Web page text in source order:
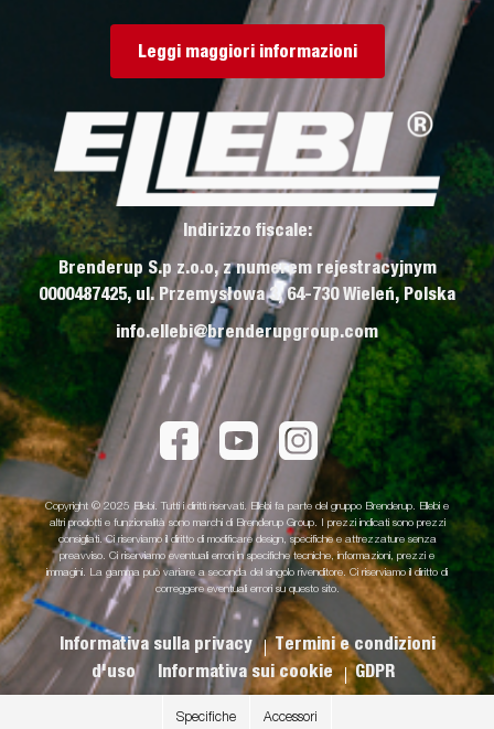
Specifiche Accessori
Leggi maggiori informazioni
Indirizzo fiscale:
Brenderup S.p z.o.o, z numerem rejestracyjnym
0000487425, ul. Przemysłowa 3, 64-730 Wieleń, Polska
info.ellebi@brenderupgroup.com
Copyright © 2025 Ellebi. Tutti i diritti riservati. Ellebi fa parte del gruppo Brenderup. Ellebi e
altri prodotti e funzionalità sono marchi di Brenderup Group. I prezzi indicati sono prezzi
consigliati. Ci riserviamo il diritto di modificare design, specifiche e attrezzature senza
preavviso. Ci riserviamo eventuali errori in specifiche tecniche, informazioni, prezzi e
immagini. La gamma può variare a seconda del singolo rivenditore. Ci riserviamo il diritto di
correggere eventuali errori su questo sito.
Informativa sulla privacy
Termini e condizioni
d'uso
Informativa sui cookie GDPR